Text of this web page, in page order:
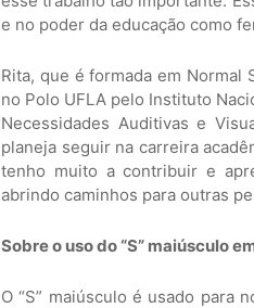
e no poder da educação como
Rita, que é formada em Normal
no Polo UFLA pelo Instituto
Necessidades Auditivas e
planeja seguir na carreira
tenho muito a contribuir e
abrindo caminhos para outras
Sobre o uso do “S” maiúsculo
O “S” maiúsculo é usado para